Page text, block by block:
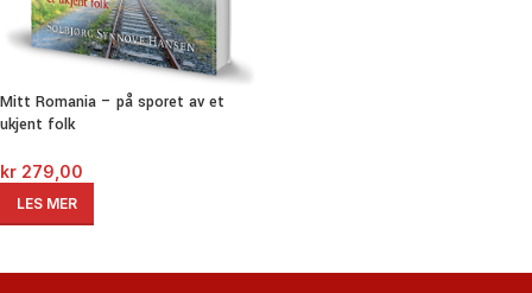
Mitt Romania – på sporet av et
ukjent folk
kr 279,00
LES MER